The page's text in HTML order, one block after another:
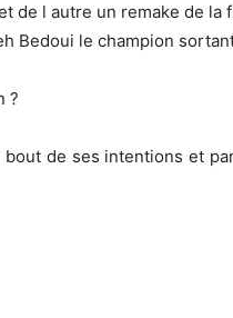
de l autre un remake de
Bedoui le champion
?
bout de ses intentions et